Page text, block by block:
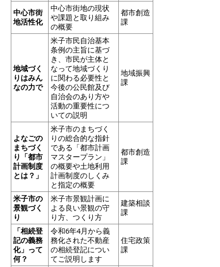
中心市街
地活性化
中心市街地の現状
や課題と取り組み
の概要
都市創造
課
地域づく
りはみん
なの力で
米子市民自治基本
条例の主旨に基づ
き、市民が主体と
なって地域づくり
に関わる必要性と
今後の公民館及び
自治会のあり方や
活動の重要性につ
いての説明
地域振興
課
よなごの
まちづく
り「都市
計画制度
とは？」
米子市のまちづく
りの総合的な指針
である「都市計画
マスタープラン」
の概要や土地利用
計画制度のしくみ
と指定の概要
都市創造
課
米子市の
景観づく
り
米子市景観計画に
よる良い景観の守
り方、つくり方
建築相談
課
「相続登
記の義務
化」って
何？
令和6年4月から義
務化された不動産
の相続登記につい
てご説明します
住宅政策
課